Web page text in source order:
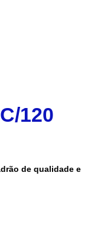
120
de qualidade e